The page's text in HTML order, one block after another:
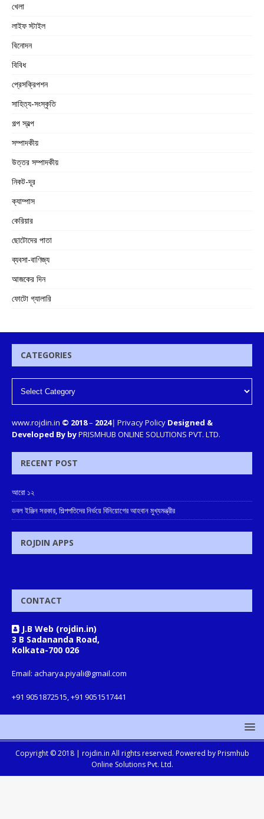
খেলা
লাইফ স্টাইল
বিনোদন
বিবিধ
প্রেসক্রিপশন
সাহিত্য-সংস্কৃতি
গল্প স্বল্প
সম্পাদকীয়
উত্তর সম্পাদকীয়
নিকট-দূর
ক্যাম্পাস
কেরিয়ার
ছোটোদের পাতা
ব্যবসা-বাণিজ্য
আজকের দিন
ফোটো গ্যালারি
CATEGORIES
www.rojdin.in © 2018– 2024| Privacy Policy Designed &
Developed By byPRISMHUB ONLINE SOLUTIONS PVT. LTD.
RECENT POST
আরো ১২
ডবল ইঞ্জিন সরকার, শিল্পপতিদের নির্ভয়ে বিনিয়োগের আহবান মুখ্যমন্ত্রীর
ROJDIN APPS
CONTACT
J.B Web (rojdin.in)
3 B Sadananda Road,
Kolkata-700 026
Email: acharya.piyali@gmail.com
+91 9051872515, +91 9051517441
Copyright © 2018 | rojdin.in All rights reserved. Powered by Prismhub
Online Solutions Pvt. Ltd.